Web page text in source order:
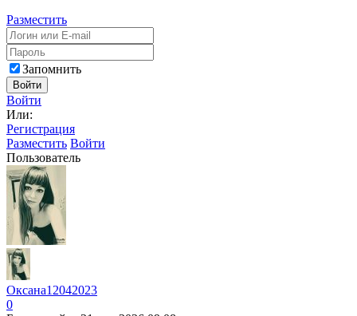
Разместить
Запомнить
Войти
Войти
Или:
Регистрация
Разместить Войти
Пользователь
Оксана12042023
0